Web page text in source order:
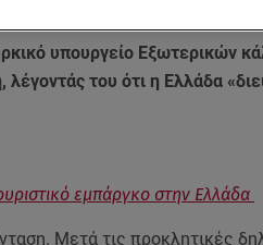
υπουργείο Εξωτερικών
του ότι η Ελλάδα
εμπάργκο στην Ελλάδα
Μετά τις προκλητικές